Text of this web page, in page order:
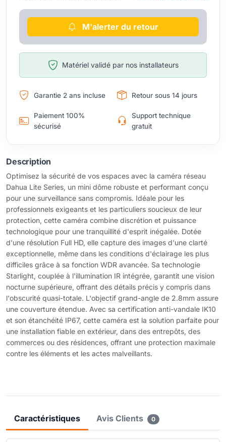
M'alerter du retour
Matériel validé par nos installateurs
Garantie 2 ans incluse Retour sous 14 jours
Paiement 100%
sécurisé
Support technique
gratuit
Description
Optimisez la sécurité de vos espaces avec la caméra réseau
Dahua Lite Series, un mini dôme robuste et performant conçu
pour une surveillance sans compromis. Idéale pour les
professionnels exigeants et les particuliers soucieux de leur
protection, cette caméra combine discrétion et puissance
technologique pour une tranquillité d'esprit inégalée. Dotée
d'une résolution Full HD, elle capture des images d'une clarté
exceptionnelle, même dans les conditions d'éclairage les plus
difficiles grâce à sa fonction WDR avancée. Sa technologie
Starlight, couplée à l'illumination IR intégrée, garantit une vision
nocturne supérieure, offrant des détails précis y compris dans
l'obscurité quasi-totale. L'objectif grand-angle de 2.8mm assure
une couverture étendue. Avec sa certification anti-vandale IK10
et son étanchéité IP67, cette caméra est la solution parfaite pour
une installation fiable en extérieur, dans des entrepôts, des
commerces ou des résidences, offrant une protection maximale
contre les éléments et les actes malveillants.
Caractéristiques Avis Clients 0